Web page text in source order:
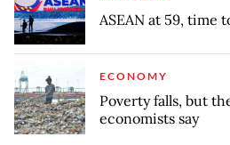
ASEAN at 59, time
ECONOMY
Poverty falls, but
economists say